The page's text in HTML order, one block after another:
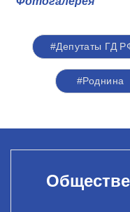
#Депутаты ГД
#Роднина